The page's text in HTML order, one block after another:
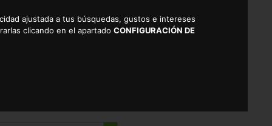
ajustada a tus búsquedas, gustos e intereses
clicando en el apartadoCONFIGURACIÓN DE
PEQUEÑAS TANDY 2KG